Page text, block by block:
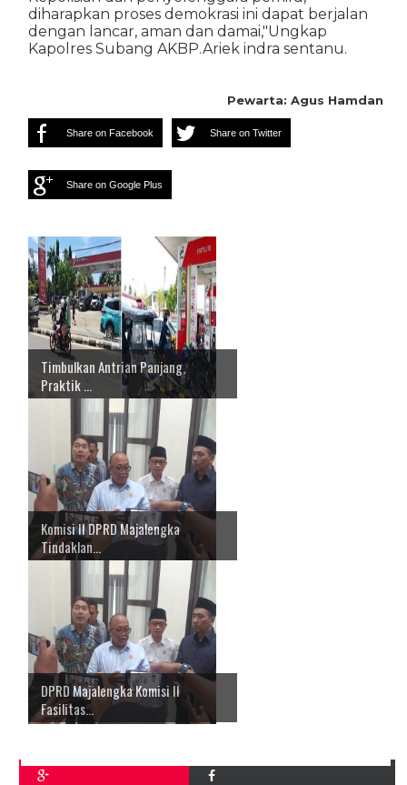
diharapkan proses demokrasi ini dapat berjalan
dengan lancar, aman dan damai,"Ungkap
Kapolres Subang AKBP.Ariek indra sentanu.
Pewarta: Agus Hamdan
Share on Facebook Share on Twitter
Share on Google Plus
Timbulkan Antrian Panjang,
Praktik ...
Komisi II DPRD Majalengka
Tindaklan...
DPRD Majalengka Komisi II
Fasilitas...